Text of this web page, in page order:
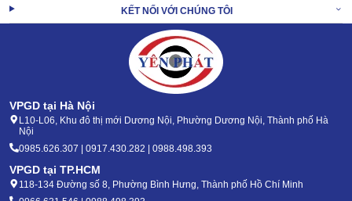
KẾT NỐI VỚI CHÚNG TÔI
VPGD tại Hà Nội
L10-L06, Khu đô thị mới Dương Nội, Phường Dương Nội, Thành phố Hà
Nội
0985.626.307 | 0917.430.282 | 0988.498.393
VPGD tại TP.HCM
118-134 Đường số 8, Phường Bình Hưng, Thành phố Hồ Chí Minh